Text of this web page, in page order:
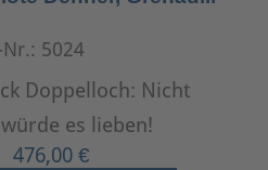
5024
Doppelloch: Nicht
es lieben!
476,00 €